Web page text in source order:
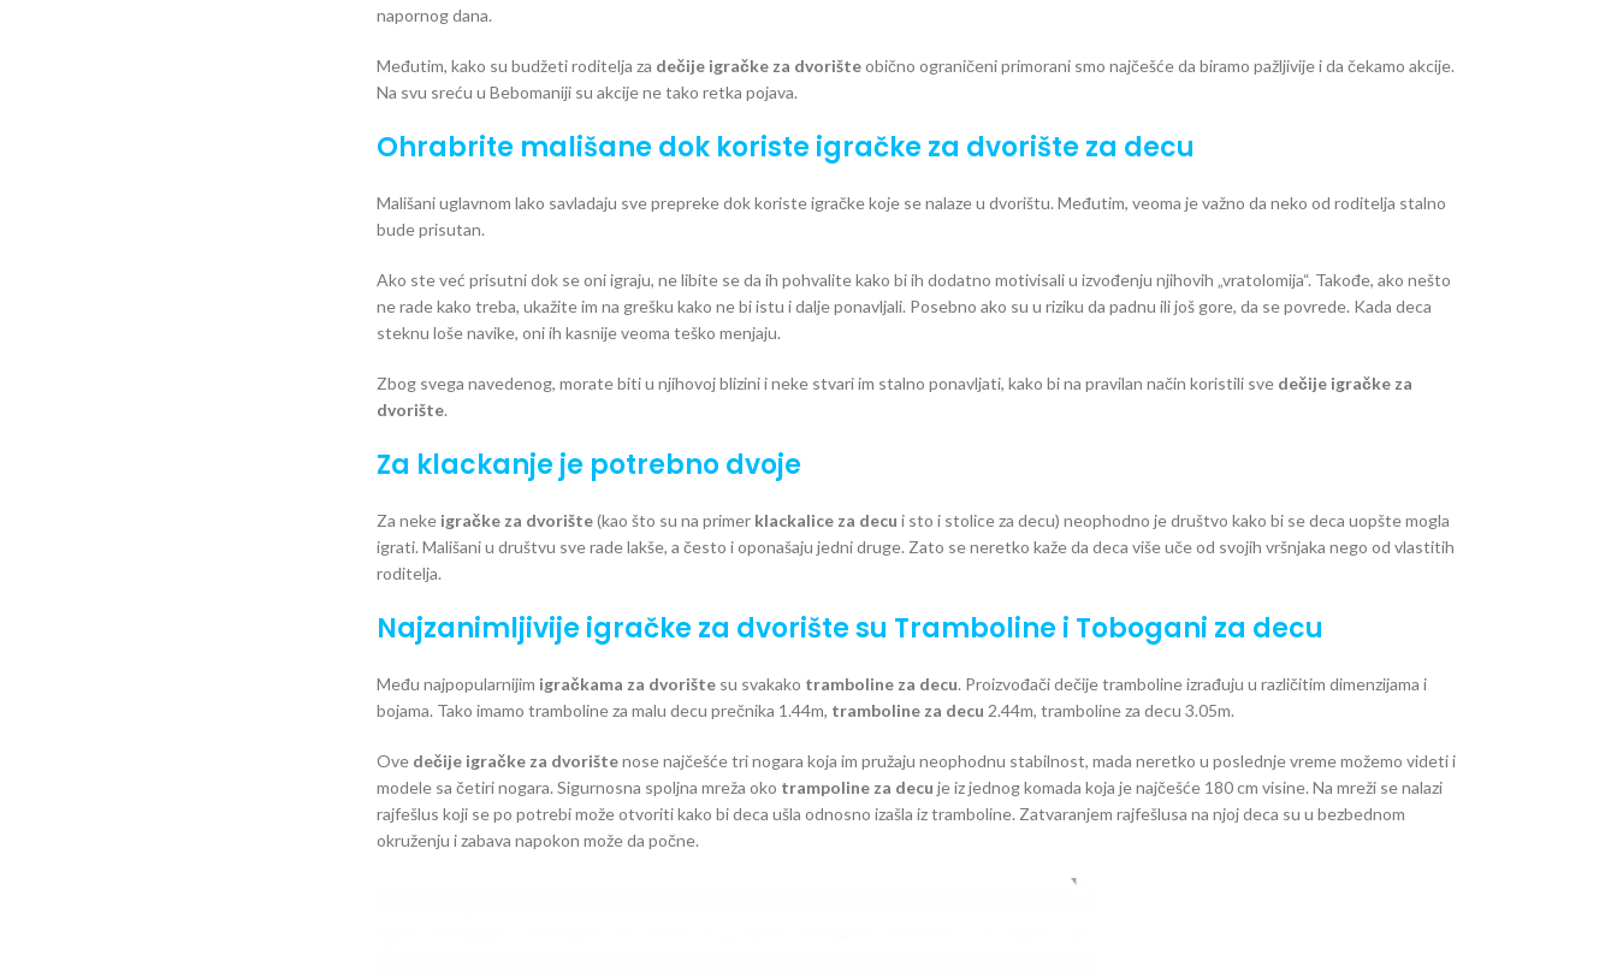
napornog dana.
Međutim, kako su budžeti roditelja za dečije igračke za dvorišteobično ograničeni primorani smo najčešće da biramo pažljivije i da čekamo akcije.
Na svu sreću u Bebomaniji su akcije ne tako retka pojava.
Ohrabrite mališane dok koriste igračke za dvorište za decu
Mališani uglavnom lako savladaju sve prepreke dok koriste igračke koje se nalaze u dvorištu. Međutim, veoma je važno da neko od roditelja stalno
bude prisutan.
Ako ste već prisutni dok se oni igraju, ne libite se da ih pohvalite kako bi ih dodatno motivisali u izvođenju njihovih „vratolomija“. Takođe, ako nešto
ne rade kako treba, ukažite im na grešku kako ne bi istu i dalje ponavljali. Posebno ako su u riziku da padnu ili još gore, da se povrede. Kada deca
steknu loše navike, oni ih kasnije veoma teško menjaju.
Zbog svega navedenog, morate biti u njihovoj blizini i neke stvari im stalno ponavljati, kako bi na pravilan način koristili sve dečije igračke za
dvorište.
Za klackanje je potrebno dvoje
Za neke igračke za dvorište(kao što su na primer klackalice za decu i sto i stolice za decu) neophodno je društvo kako bi se deca uopšte mogla
igrati. Mališani u društvu sve rade lakše, a često i oponašaju jedni druge. Zato se neretko kaže da deca više uče od svojih vršnjaka nego od vlastitih
roditelja.
Najzanimljivije igračke za dvorište su Tramboline i Tobogani za decu
Među najpopularnijim igračkama za dvorištesu svakako tramboline za decu. Proizvođači dečije tramboline izrađuju u različitim dimenzijama i
bojama. Tako imamo tramboline za malu decu prečnika 1.44m, tramboline za decu 2.44m, tramboline za decu 3.05m.
Ove dečije igračke za dvorištenose najčešće tri nogara koja im pružaju neophodnu stabilnost, mada neretko u poslednje vreme možemo videti i
modele sa četiri nogara. Sigurnosna spoljna mreža oko trampoline za decu je iz jednog komada koja je najčešće 180 cm visine. Na mreži se nalazi
rajfešlus koji se po potrebi može otvoriti kako bi deca ušla odnosno izašla iz tramboline. Zatvaranjem rajfešlusa na njoj deca su u bezbednom
okruženju i zabava napokon može da počne.